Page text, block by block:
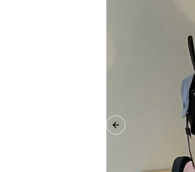
Previous slide